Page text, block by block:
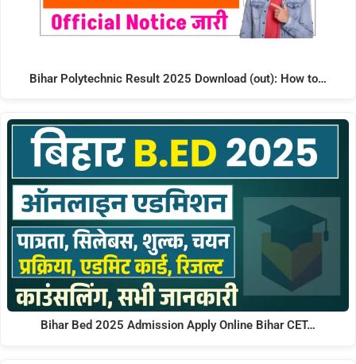
Bihar Polytechnic Result 2025 Download (out): How to…
Bihar Bed 2025 Admission Apply Online Bihar CET…